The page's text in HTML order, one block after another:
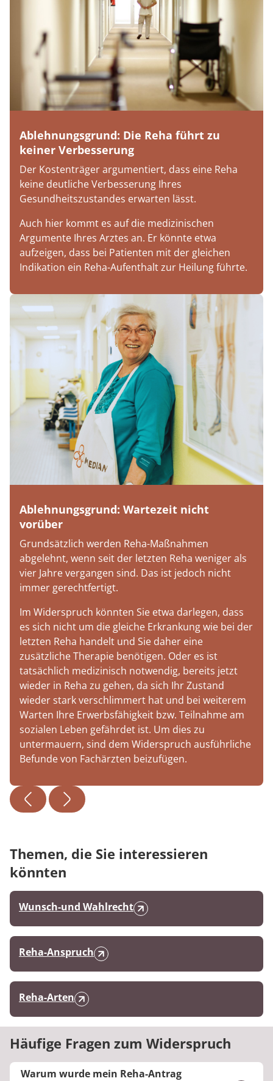
Ablehnungsgrund: Die Reha führt zu
keiner Verbesserung
Der Kostenträger argumentiert, dass eine Reha
keine deutliche Verbesserung Ihres
Gesundheitszustandes erwarten lässt.
Auch hier kommt es auf die medizinischen
Argumente Ihres Arztes an. Er könnte etwa
aufzeigen, dass bei Patienten mit der gleichen
Indikation ein Reha-Aufenthalt zur Heilung führte.
Ablehnungsgrund: Wartezeit nicht
vorüber
Grundsätzlich werden Reha-Maßnahmen
abgelehnt, wenn seit der letzten Reha weniger als
vier Jahre vergangen sind. Das ist jedoch nicht
immer gerechtfertigt.
Im Widerspruch könnten Sie etwa darlegen, dass
es sich nicht um die gleiche Erkrankung wie bei der
letzten Reha handelt und Sie daher eine
zusätzliche Therapie benötigen. Oder es ist
tatsächlich medizinisch notwendig, bereits jetzt
wieder in Reha zu gehen, da sich Ihr Zustand
wieder stark verschlimmert hat und bei weiterem
Warten Ihre Erwerbsfähigkeit bzw. Teilnahme am
sozialen Leben gefährdet ist. Um dies zu
untermauern, sind dem Widerspruch ausführliche
Befunde von Fachärzten beizufügen.
Themen, die Sie interessieren
könnten
Wunsch-und Wahlrecht
Reha-Anspruch
Reha-Arten
Häufige Fragen zum Widerspruch
Warum wurde mein Reha-Antrag